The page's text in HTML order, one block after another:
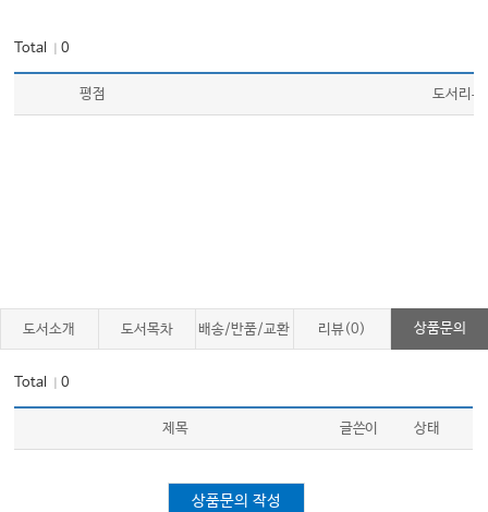
Total ｜0
평점 도서리뷰
도서소개 도서목차 배송/반품/교환 리뷰(0) 상품문의
Total ｜0
제목 글쓴이 상태
상품문의 작성